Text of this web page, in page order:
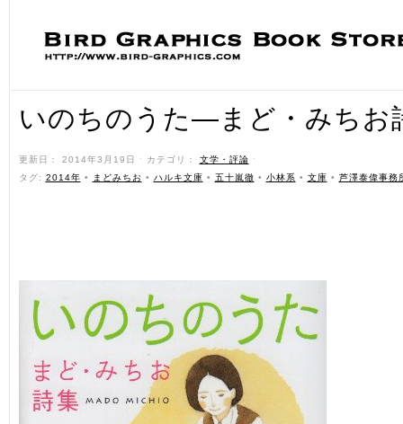
いのちのうた―まど・みちお
更新日： 2014年3月19日 ˑ カテゴリ： 文学・評論 ˑ
タグ: 2014年 • まどみちお • ハルキ文庫 • 五十嵐徹 • 小林系 • 文庫 • 芦澤泰偉事務